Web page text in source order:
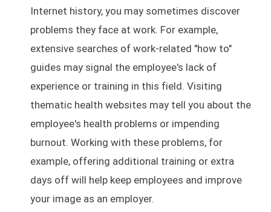
Internet history, you may sometimes discover
problems they face at work. For example,
extensive searches of work-related "how to"
guides may signal the employee's lack of
experience or training in this field. Visiting
thematic health websites may tell you about the
employee's health problems or impending
burnout. Working with these problems, for
example, offering additional training or extra
days off will help keep employees and improve
your image as an employer.